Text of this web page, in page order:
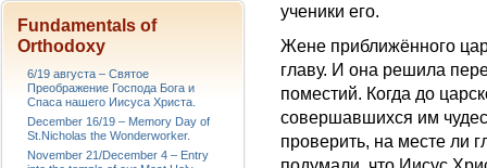
ученики его.
Жене приближённого
главу. И она решила
поместий. Когда до
совершавшихся им
проверить, на месте ли
Fundamentals of
Orthodoxy
6/19 августа – Святое
Преображение Господа Бога и
Спаса нашего Иисуса Христа.
December 16/19 – Memory Day of
St.Nicholas the Wonderworker.
November 21/December 4 – Entry